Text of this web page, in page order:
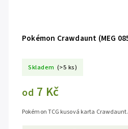
Pokémon Crawdaunt (MEG
Skladem (>5 ks)
od 7 Kč
Pokémon TCG kusová karta Crawdaunt.